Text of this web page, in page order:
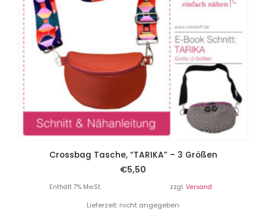
Crossbag Tasche, “TARIKA” – 3 Größen
€5,50
Enthält 7% MwSt. zzgl. Versand
Lieferzeit: nicht angegeben